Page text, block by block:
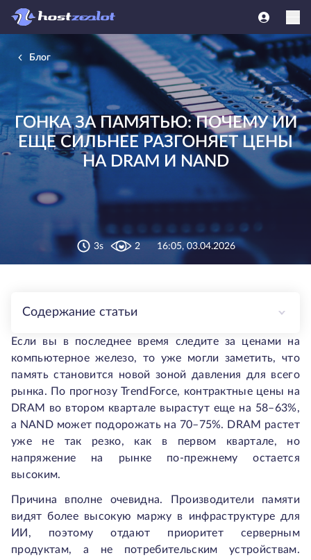
Блог
ГОНКА ЗА ПАМЯТЬЮ: ПОЧЕМУ ИИ
ЕЩЕ СИЛЬНЕЕ РАЗГОНЯЕТ ЦЕНЫ
НА DRAM И NAND
3s 2 16:05, 03.04.2026
Содержание статьи
Если вы в последнее время следите за ценами на
компьютерное железо, то уже могли заметить, что
память становится новой зоной давления для всего
рынка. По прогнозу TrendForce, контрактные цены на
DRAM во втором квартале вырастут еще на 58–63%,
а NAND может подорожать на 70–75%. DRAM растет
уже не так резко, как в первом квартале, но
напряжение на рынке по-прежнему остается
высоким.
Причина вполне очевидна. Производители памяти
видят более высокую маржу в инфраструктуре для
ИИ, поэтому отдают приоритет серверным
продуктам, а не потребительским устройствам.